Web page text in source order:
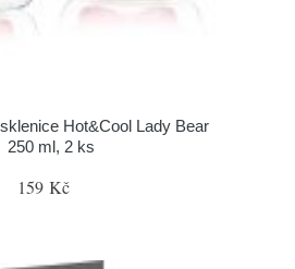
Hot&Cool Lady Bear
250 ml, 2 ks
159 Kč